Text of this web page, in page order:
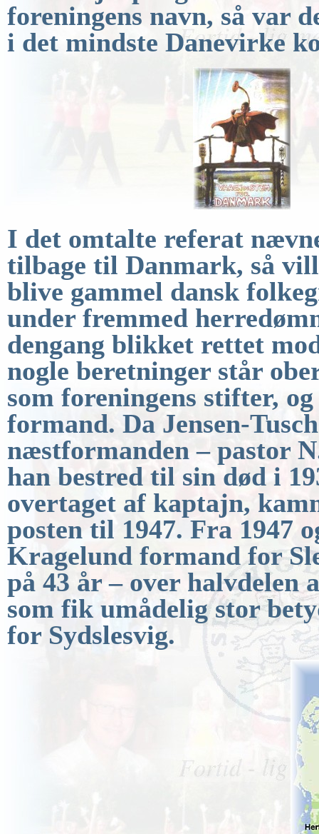
foreningens navn, så var
i det mindste Danevirke
I det omtalte referat
tilbage til Danmark, så
blive gammel dansk
under fremmed
dengang blikket rettet
nogle beretninger står
som foreningens stifter, og
formand. Da Jensen-
næstformanden – pastor
han bestred til sin død i
overtaget af kaptajn,
posten til 1947. Fra 1947
Kragelund formand for
på 43 år – over halvdelen
som fik umådelig stor
for Sydslesvig.